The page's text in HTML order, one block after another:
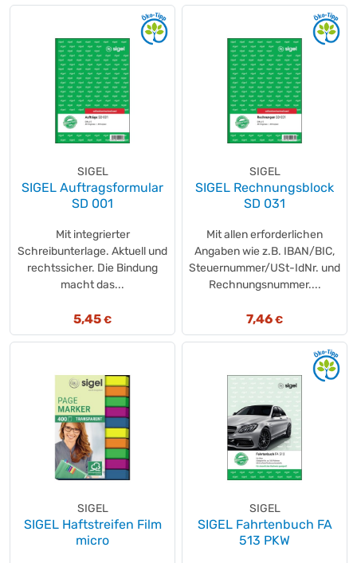
SIGEL
SIGEL Auftragsformular
SD 001
Mit integrierter
Schreibunterlage. Aktuell und
rechtssicher. Die Bindung
macht das...
5,45 €
SIGEL
SIGEL Rechnungsblock
SD 031
Mit allen erforderlichen
Angaben wie z.B. IBAN/BIC,
Steuernummer/USt-IdNr. und
Rechnungsnummer....
7,46 €
SIGEL
SIGEL Haftstreifen Film
micro
SIGEL
SIGEL Fahrtenbuch FA
513 PKW